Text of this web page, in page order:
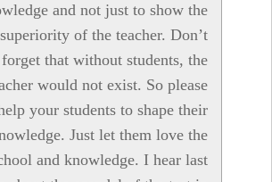
and not just to show the
superiority of the teacher. Don’t
forget that without students, the
would not exist. So please
your students to shape their
Just let them love the
and knowledge. I hear last